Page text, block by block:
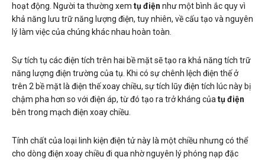
hoạt động. Người ta thường xem tụ điện như một bình ắc quy vì
khả năng lưu trữ năng lượng điện, tuy nhiên, về cấu tạo và nguyên
lý làm việc của chúng khác nhau hoàn toàn.
Sự tích tụ các điện tích trên hai bề mặt sẽ tạo ra khả năng tích trữ
năng lượng điện trường của tụ. Khi có sự chênh lệch điện thế ở
trên 2 bề mặt là điện thế xoay chiều, sự tích lũy điện tích lúc này bị
chậm pha hơn so với điện áp, từ đó tạo ra trở kháng của tụ điện
bên trong mạch điện xoay chiều.
Tính chất của loại linh kiện điện tử này là một chiều nhưng có thể
cho dòng điện xoay chiều đi qua nhờ nguyên lý phóng nạp đặc